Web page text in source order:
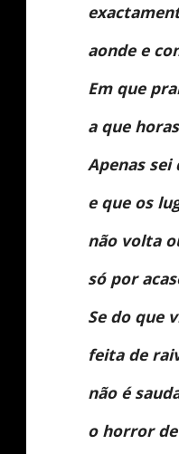
aonde e
Em que
a que
Apenas
e que os
não volta
só por
Se do que
feita de
não é
o horror